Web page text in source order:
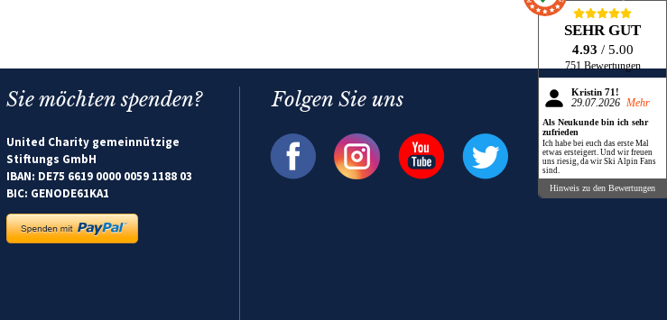
Sie möchten spenden?
United Charity gemeinnützige
Stiftungs GmbH
IBAN: DE75 6619 0000 0059 1188 03
BIC: GENODE61KA1
Folgen Sie uns
SEHR GUT
4.93 / 5.00
751 Bewertungen
Kristin 71!
29.07.2026 Mehr
Als Neukunde bin ich sehr
zufrieden
Ich habe bei euch das erste Mal
etwas ersteigert. Und wir freuen
uns riesig, da wir Ski Alpin Fans
sind.
Hinweis zu den Bewertungen